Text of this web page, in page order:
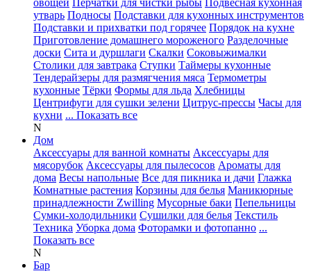
овощей Перчатки для чистки рыбы Подвесная кухонная
утварь Подносы Подставки для кухонных инструментов
Подставки и прихватки под горячее Порядок на кухне
Приготовление домашнего мороженого Разделочные
доски Сита и дуршлаги Скалки Соковыжималки
Столики для завтрака Ступки Таймеры кухонные
Тендерайзеры для размягчения мяса Термометры
кухонные Тёрки Формы для льда Хлебницы
Центрифуги для сушки зелени Цитрус-прессы Часы для
кухни ... Показать все
N
Дом
Аксессуары для ванной комнаты Аксессуары для
мясорубок Аксессуары для пылесосов Ароматы для
дома Весы напольные Все для пикника и дачи Глажка
Комнатные растения Корзины для белья Маникюрные
принадлежности Zwilling Мусорные баки Пепельницы
Сумки-холодильники Сушилки для белья Текстиль
Техника Уборка дома Фоторамки и фотопанно ...
Показать все
N
Бар